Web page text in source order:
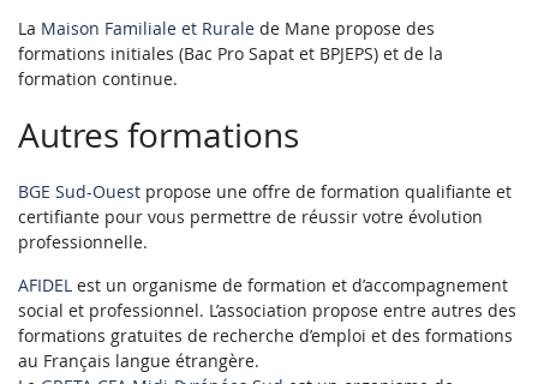
La Maison Familiale et Rurale de Mane propose des
formations initiales (Bac Pro Sapat et BPJEPS) et de la
formation continue.
Autres formations
BGE Sud-Ouest propose une offre de formation qualifiante et
certifiante pour vous permettre de réussir votre évolution
professionnelle.
AFIDEL est un organisme de formation et d’accompagnement
social et professionnel. L’association propose entre autres des
formations gratuites de recherche d’emploi et des formations
au Français langue étrangère.